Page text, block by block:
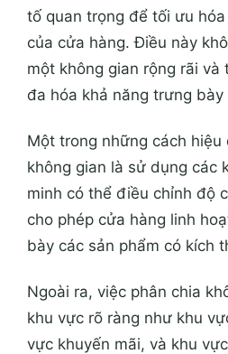
tố quan trọng để tối ưu
của cửa hàng. Điều này
một không gian rộng rãi và
đa hóa khả năng trưng bày
Một trong những cách
không gian là sử dụng các
minh có thể điều chỉnh độ
cho phép cửa hàng linh
bày các sản phẩm có kích
Ngoài ra, việc phân chia
khu vực rõ ràng như khu
vực khuyến mãi, và khu